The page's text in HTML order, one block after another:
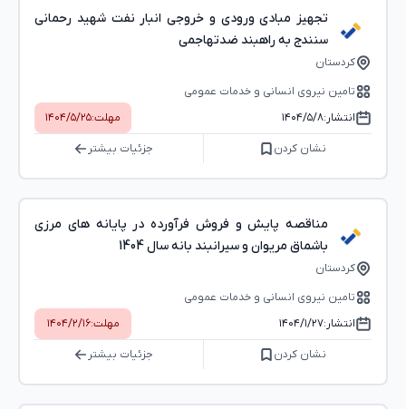
تجهیز مبادی ورودی و خروجی انبار نفت شهید رحمانی
سنندج به راهبند ضدتهاجمی
کردستان
تامین نیروی انسانی و خدمات عمومی
انتشار:۱۴۰۴/۵/۸ مهلت:۱۴۰۴/۵/۲۵
نشان کردن جزئیات بیشتر
مناقصه پایش و فروش فرآورده در پایانه های مرزی
باشماق مریوان و سیرانبند بانه سال 1404
کردستان
تامین نیروی انسانی و خدمات عمومی
انتشار:۱۴۰۴/۱/۲۷ مهلت:۱۴۰۴/۲/۱۶
نشان کردن جزئیات بیشتر